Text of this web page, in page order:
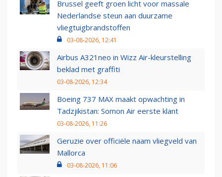
Brussel geeft groen licht voor massale
Nederlandse steun aan duurzame
vliegtuigbrandstoffen
03-08-2026, 12:41
Airbus A321neo in Wizz Air-kleurstelling
beklad met graffiti
03-08-2026, 12:34
Boeing 737 MAX maakt opwachting in
Tadzjikistan: Somon Air eerste klant
03-08-2026, 11:26
Geruzie over officiële naam vliegveld van
Mallorca
03-08-2026, 11:06